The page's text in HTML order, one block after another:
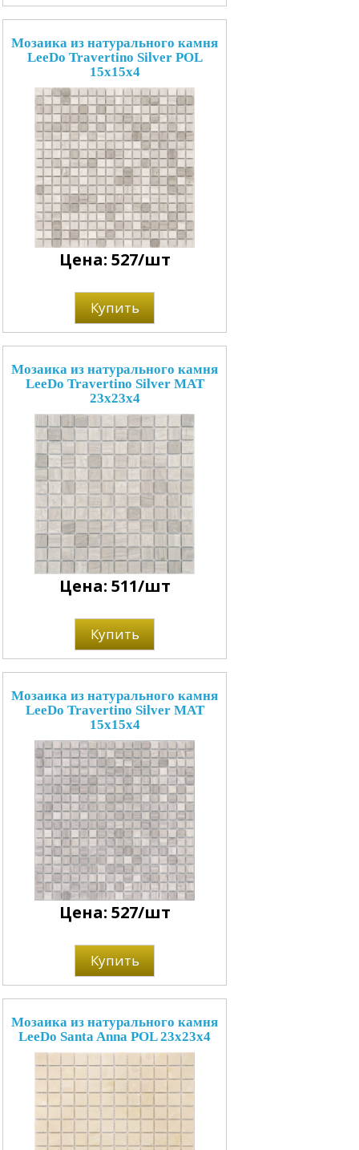
Мозаика из натурального камня
LeeDo Travertino Silver POL
15x15x4
Цена: 527/шт
Купить
Мозаика из натурального камня
LeeDo Travertino Silver MAT
23x23x4
Цена: 511/шт
Купить
Мозаика из натурального камня
LeeDo Travertino Silver MAT
15x15x4
Цена: 527/шт
Купить
Мозаика из натурального камня
LeeDo Santa Anna POL 23x23x4